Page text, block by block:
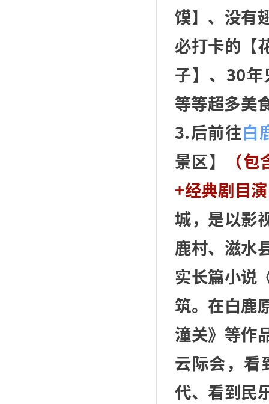
馍】、没有
必打卡的【
子】、30
等等超多美
3.后前往白
景区】
（
+经典剧目
城，是以影
鹿村、滋水
实长篇小说
筑。在白鹿
潼关》等作
云际会，看
代、看到民